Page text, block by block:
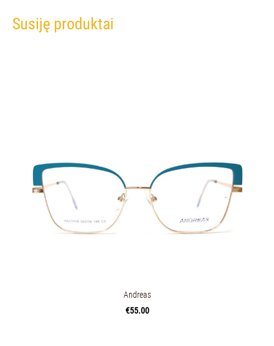
Susiję produktai
Andreas
€55.00